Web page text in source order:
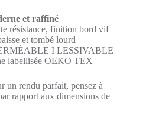
et raffiné
résistance, finition bord vif
et tombé lourd
I LESSIVABLE
labellisée OEKO TEX
un rendu parfait, pensez à
rapport aux dimensions de